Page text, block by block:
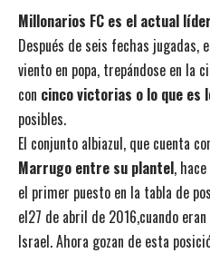
Millonarios FC es el actual líder
Después de seis fechas jugadas,
viento en popa, trepándose en la
con cinco victorias o lo que es
posibles.
El conjunto albiazul, que cuenta
Marrugo entre su plantel,
el primer puesto en la tabla de
el27 de abril de 2016,cuando
Israel. Ahora gozan de esta